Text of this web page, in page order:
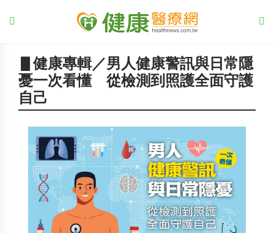
▋健康專輯／男人健康警訊與日常隱
憂一次看懂 從檢測到照護全面守護
自己